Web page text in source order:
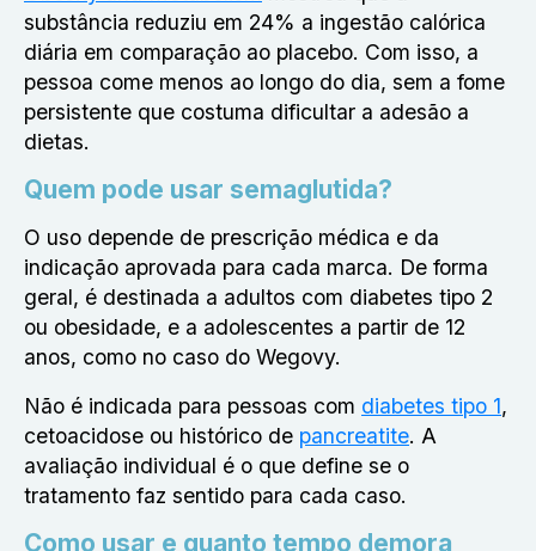
substância reduziu em 24% a ingestão calórica
diária em comparação ao placebo. Com isso, a
pessoa come menos ao longo do dia, sem a fome
persistente que costuma dificultar a adesão a
dietas.
Quem pode usar semaglutida?
O uso depende de prescrição médica e da
indicação aprovada para cada marca. De forma
geral, é destinada a adultos com diabetes tipo 2
ou obesidade, e a adolescentes a partir de 12
anos, como no caso do Wegovy.
Não é indicada para pessoas com diabetes tipo 1,
cetoacidose ou histórico de pancreatite. A
avaliação individual é o que define se o
tratamento faz sentido para cada caso.
Como usar e quanto tempo demora